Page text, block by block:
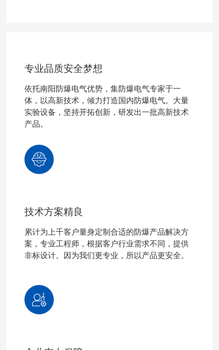
专业品质安全梦想
依托南阳防爆电气优势，集防爆电气专家于一
体，以高新技术，倾力打造国内防爆电气。大量
实验设备，坚持开拓创新，研发出一批高新技术
产品。
技术方案精良
累计为上千客户量身定制合适的防爆产品解决方
案，专业工程师，根据客户行业需求不同，提供
非标设计。因为我们更专业，所以产品更安全。